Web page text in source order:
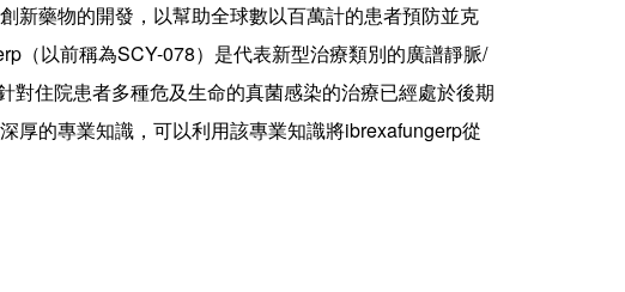
新藥物的開發，以幫助全球數以百萬計的患者預防並克
（以前稱為SCY-078）是代表新型治療類別的廣譜靜脈/
住院患者多種危及生命的真菌感染的治療已經處於後期
厚的專業知識，可以利用該專業知識將ibrexafungerp從